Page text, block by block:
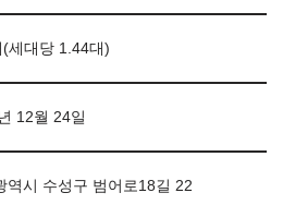
세대당 1.44대)
12월 24일
역시 수성구 범어로18길 22